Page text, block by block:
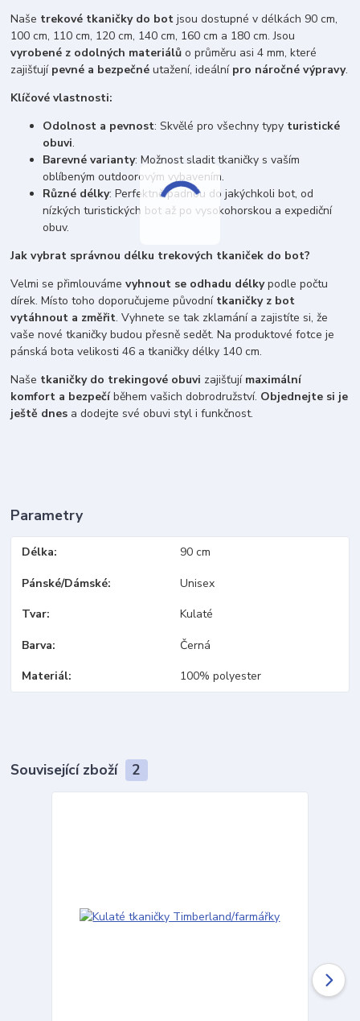
Naše trekové tkaničky do bot jsou dostupné v délkách 90 cm,
100 cm, 110 cm, 120 cm, 140 cm, 160 cm a 180 cm. Jsou
vyrobené z odolných materiálů o průměru asi 4 mm, které
zajišťují pevné a bezpečné utažení, ideální pro náročné výpravy.
Klíčové vlastnosti:
Odolnost a pevnost: Skvělé pro všechny typy turistické
obuvi.
Barevné varianty: Možnost sladit tkaničky s vaším
oblíbeným outdoorovým vybavením.
Různé délky: Perfektně padnou do jakýchkoli bot, od
nízkých turistických bot až po vysokohorskou a expediční
obuv.
Jak vybrat správnou délku trekových tkaniček do bot?
Velmi se přimlouvámevyhnout se odhadu délkypodle počtu
dírek. Místo toho doporučujeme původní tkaničky z bot
vytáhnout a změřit. Vyhnete se tak zklamání a zajistíte si, že
vaše nové tkaničky budou přesně sedět. Na produktové fotce je
pánská bota velikosti 46 a tkaničky délky 140 cm.
Naše tkaničky do trekingové obuvi zajišťují maximální
komfort a bezpečíběhem vašich dobrodružství. Objednejte si je
ještě dnes a dodejte své obuvi styl i funkčnost.
Parametry
Délka 90 cm
Pánské/Dámské Unisex
Tvar Kulaté
Barva Černá
Materiál 100% polyester
Související zboží 2